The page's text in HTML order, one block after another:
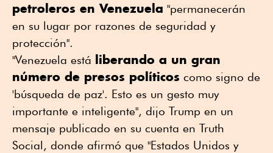
petroleros en Venezuela "permanecerán
⁠en su lugar por razones de ⁠seguridad y
protección".
"Venezuela está
liberando a un gran
número de presos políticos como signo de
'búsqueda de paz'. Esto es un gesto muy
importante e inteligente", dijo Trump en un
mensaje publicado en su cuenta en Truth
Social, donde afirmó que "Estados Unidos y